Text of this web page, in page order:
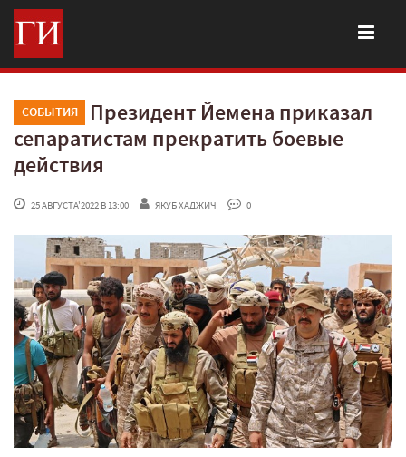
СОБЫТИЯ
Президент Йемена приказал
сепаратистам прекратить боевые
действия
25 АВГУСТА'2022 В 13:00 ЯКУБ ХАДЖИЧ 0